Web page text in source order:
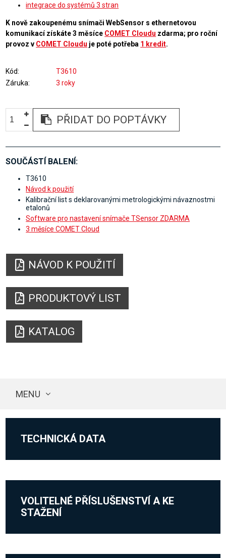
integrace do systémů 3 stran
K nově zakoupenému snímači WebSensor s ethernetovou
komunikací získáte 3 měsíce COMET Cloudu zdarma; pro roční
provoz v COMET Cloudu je poté potřeba 1 kredit.
Kód
T3610
Záruka
3 roky
PŘIDAT DO POPTÁVKY
SOUČÁSTÍ BALENÍ:
T3610
Návod k použití
Kalibrační list s deklarovanými metrologickými návaznostmi
etalonů
Software pro nastavení snímače TSensor ZDARMA
3 měsíce COMET Cloud
NÁVOD K POUŽITÍ
PRODUKTOVÝ LIST
KATALOG
MENU
TECHNICKÁ DATA
VOLITELNÉ PŘÍSLUŠENSTVÍ A KE
STAŽENÍ